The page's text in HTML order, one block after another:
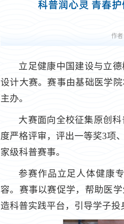
科普润心灵 青春
作
立足健康中国建设与立
设计大赛。赛事由基础医学
主办。
大赛面向全校征集原创
度严格评审，评出一等奖3项
家级科普赛事。
参赛作品立足人体健康
容。赛事以赛促学，帮助医
造科普实践平台，引导学子投